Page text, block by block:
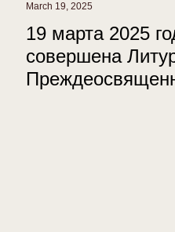
March 19, 2025
19 марта 2025
совершена